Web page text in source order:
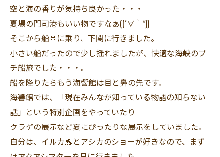
空と海の香りが気持ち良かった・・・
夏場の門司港もいい物ですなぁ((´∀｀*))
そこから船🚢に乗り、下関に行きました。
小さい船だったので少し揺れましたが、快適な海峡のプ
チ船旅でした・・・。
船を降りたらもう海響館は目と鼻の先です。
海響館では、「現在みんなが知っている物語の知らない
話」という特別企画をやっていたり
クラゲの展示など夏にぴったりな展示をしていました。
自分は、イルカ🐬とアシカのショーが好きなので、まず